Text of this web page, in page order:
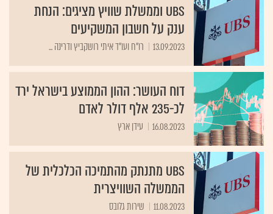
UBS וממשלת שוויץ מציגים: הנחת
ענק על חשבון המשקיעים
13.09.2023 רו"ח ועו"ד איתי רושקביץ ודרינה ...
דוח העושר: ההון הממוצע בישראל ירד
לכ-235 אלף דולר לאדם
16.08.2023 עידן ארץ
UBS מתנתק מהתמיכה הכלכלית של
הממשלה השוויצרית
11.08.2023 שירות גלובס